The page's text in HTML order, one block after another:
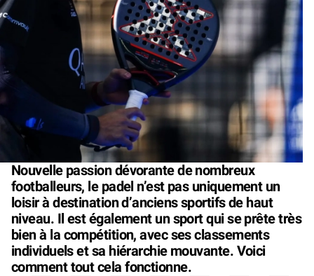
Nouvelle passion dévorante de nombreux
footballeurs, le padel n’est pas uniquement un
loisir à destination d’anciens sportifs de haut
niveau. Il est également un sport qui se prête très
bien à la compétition, avec ses classements
individuels et sa hiérarchie mouvante. Voici
comment tout cela fonctionne.